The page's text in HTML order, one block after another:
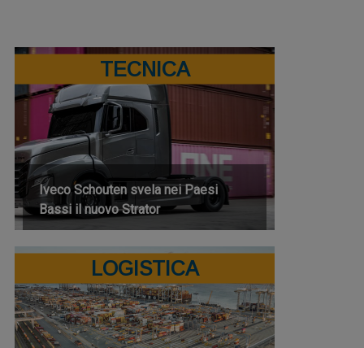
TECNICA
Iveco Schouten svela nei Paesi
Bassi il nuovo Strator
LOGISTICA